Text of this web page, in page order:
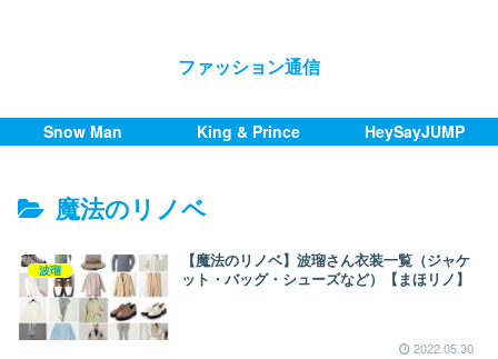
ファッション通信
Snow Man King & Prince HeySayJUMP
魔法のリノベ
波瑠
【魔法のリノベ】波瑠さん衣装一覧（ジャケ
ット・バッグ・シューズなど）【まほリノ】
2022.05.30